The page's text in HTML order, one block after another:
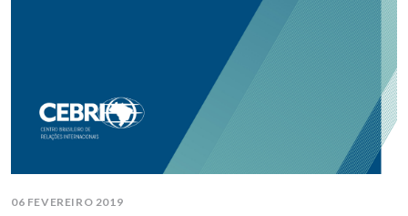
06 FEVEREIRO 2019